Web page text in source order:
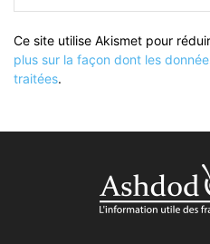
Ce site utilise Akismet pour
plus sur la façon dont les
traitées.